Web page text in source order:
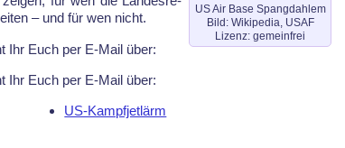
US Air Base Spangdahlem
Bild: Wikipedia, USAF
Lizenz: gemeinfrei
– und für wen nicht.
Ihr Euch per E-Mail über:
Ihr Euch per E-Mail über:
US-Kampfjetlärm